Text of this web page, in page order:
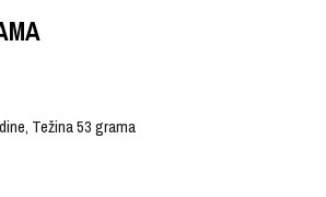
Težina 53 grama